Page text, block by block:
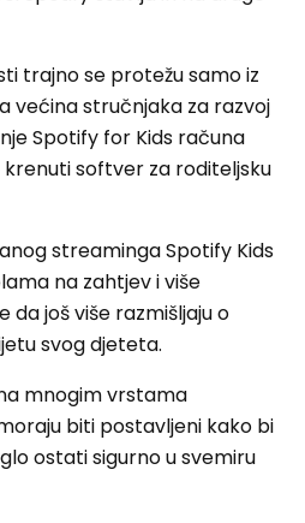
trajno se protežu samo iz
većina stručnjaka za razvoj
Spotify for Kids računa
softver za roditeljsku
streaminga Spotify Kids
na zahtjev i više
još više razmišljaju o
svog djeteta.
mnogim vrstama
biti postavljeni kako bi
ostati sigurno u svemiru